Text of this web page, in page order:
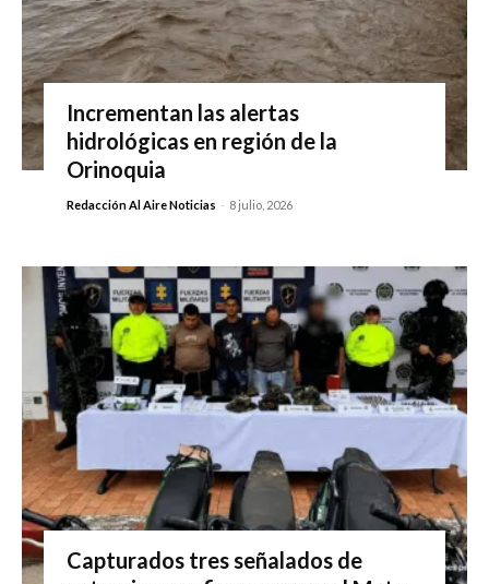
Incrementan las alertas
hidrológicas en región de la
Orinoquia
Redacción Al Aire Noticias - 8 julio, 2026
Capturados tres señalados de